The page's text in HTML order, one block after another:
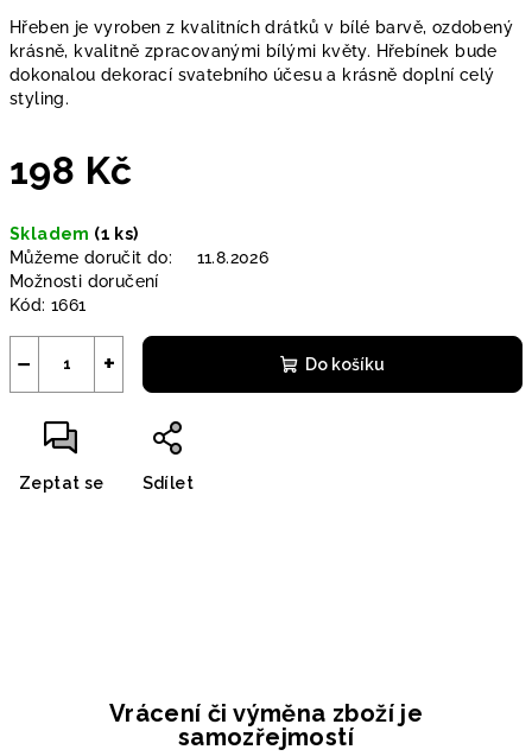
Hřeben je vyroben z kvalitních drátků v bílé barvě, ozdobený
krásně, kvalitně zpracovanými bílými květy. Hřebínek bude
dokonalou dekorací svatebního účesu a krásně doplní celý
styling.
198 Kč
cena:
Skladem (1 ks)
Můžeme doručit do:
11.8.2026
Možnosti doručení
Kód: 1661
+
− Do košíku
Zeptat se Sdílet
Vrácení či výměna zboží je
samozřejmostí